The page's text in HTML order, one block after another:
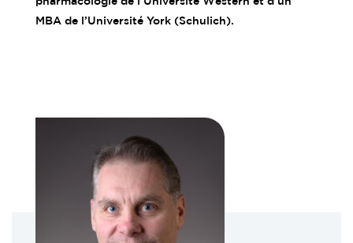
MBA de l’Université York (Schulich).